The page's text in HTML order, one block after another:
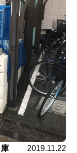
2019.11.22